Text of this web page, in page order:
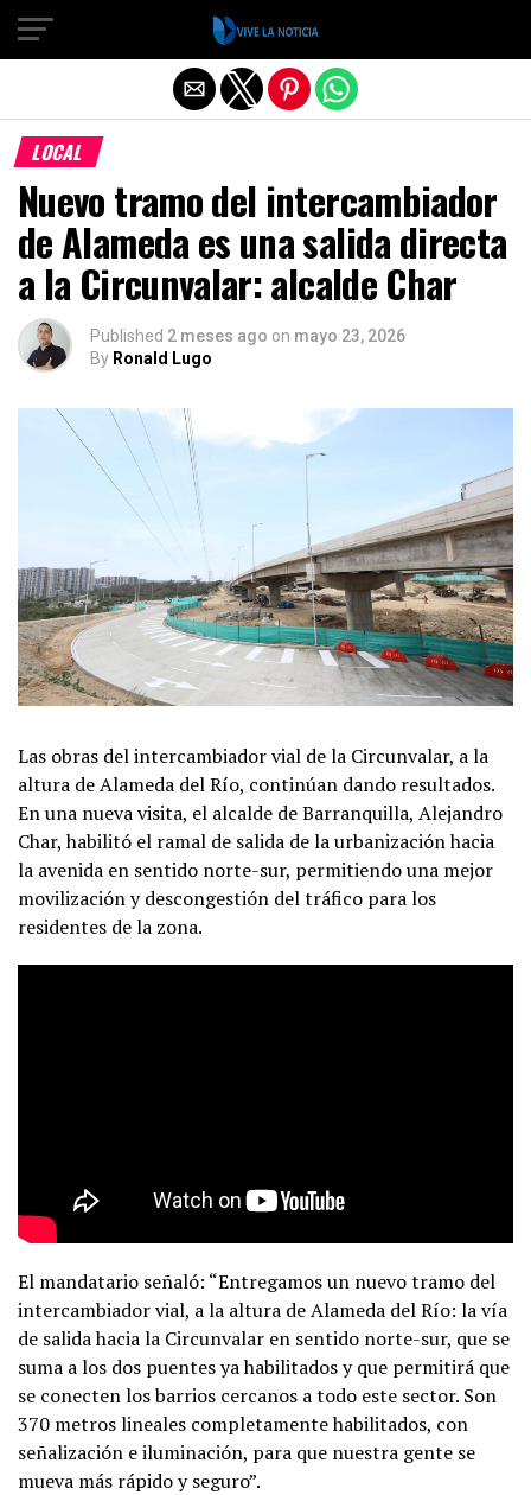
LOCAL
Nuevo tramo del intercambiador
de Alameda es una salida directa
a la Circunvalar: alcalde Char
Published 2 meses ago on mayo 23, 2026
By Ronald Lugo
Las obras del intercambiador vial de la Circunvalar, a la
altura de Alameda del Río, continúan dando resultados.
En una nueva visita, el alcalde de Barranquilla, Alejandro
Char, habilitó el ramal de salida de la urbanización hacia
la avenida en sentido norte-sur, permitiendo una mejor
movilización y descongestión del tráfico para los
residentes de la zona.
El mandatario señaló: “Entregamos un nuevo tramo del
intercambiador vial, a la altura de Alameda del Río: la vía
de salida hacia la Circunvalar en sentido norte-sur, que se
suma a los dos puentes ya habilitados y que permitirá que
se conecten los barrios cercanos a todo este sector. Son
370 metros lineales completamente habilitados, con
señalización e iluminación, para que nuestra gente se
mueva más rápido y seguro”.
Salir de la versión móvil